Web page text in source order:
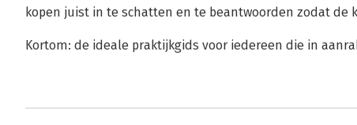
kopen juist in te schatten en te beantwoorden zodat de
Kortom: de ideale praktijkgids voor iedereen die in